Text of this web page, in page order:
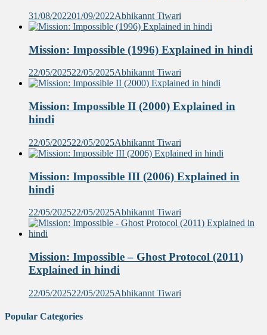
31/08/202201/09/2022Abhikannt Tiwari
Mission: Impossible (1996) Explained in hindi
22/05/202522/05/2025Abhikannt Tiwari
Mission: Impossible II (2000) Explained in
hindi
22/05/202522/05/2025Abhikannt Tiwari
Mission: Impossible III (2006) Explained in
hindi
22/05/202522/05/2025Abhikannt Tiwari
Mission: Impossible – Ghost Protocol (2011)
Explained in hindi
22/05/202522/05/2025Abhikannt Tiwari
Popular Categories